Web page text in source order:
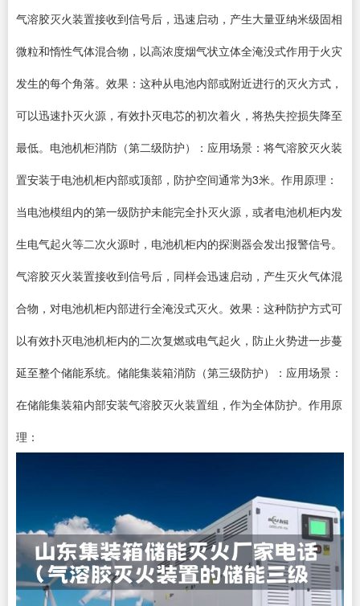
气溶胶灭火装置接收到信号后，迅速启动，产生大量亚纳米级固相
微粒和惰性气体混合物，以高浓度烟气状立体全淹没式作用于火灾
发生的每个角落。效果：这种从电池内部或附近进行的灭火方式，
可以迅速扑灭火源，有效扑灭电芯的初次着火，将热失控损失降至
最低。电池机柜消防（第二级防护）：应用场景：将气溶胶灭火装
置安装于电池机柜内部或顶部，防护空间通常为3米。作用原理：
当电池模组内的第一级防护未能完全扑灭火源，或者电池机柜内发
生电气起火等二次火源时，电池机柜内的探测器会发出报警信号。
气溶胶灭火装置接收到信号后，同样会迅速启动，产生灭火气体混
合物，对电池机柜内部进行全淹没式灭火。效果：这种防护方式可
以有效扑灭电池机柜内的二次复燃或电气起火，防止火势进一步蔓
延至整个储能系统。储能集装箱消防（第三级防护）：应用场景：
在储能集装箱内部安装气溶胶灭火装置组，作为全体防护。作用原
理：